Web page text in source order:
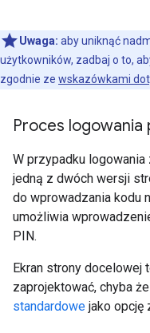
Uwaga: aby uniknąć
użytkowników, zadbaj o to,
zgodnie ze wskazówkami
Proces
W przypadku
jedną z dwóch wersji
do wprowadzania kodu
umożliwia
PIN.
Ekran strony docelowej
zaprojektować, chyba
standardowe jako opcję